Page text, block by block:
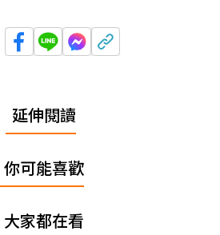
延伸閱讀
你可能喜歡
大家都在看